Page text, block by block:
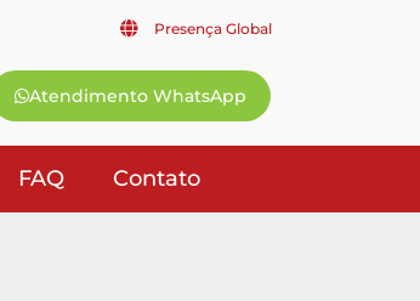
Presença Global
Atendimento WhatsApp
FAQ Contato